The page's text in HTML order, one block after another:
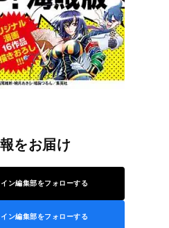
をお届け
ン編集部をフォローする
ン編集部をフォローする